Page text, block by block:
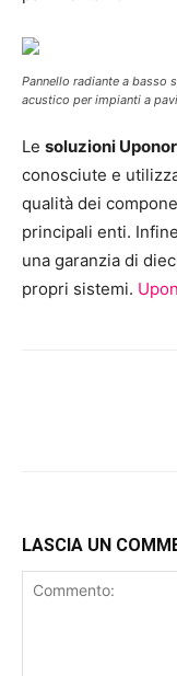
Pannello radiante a basso
acustico per impianti a
Le soluzioni Uponor
conosciute e
qualità dei
principali enti.
una garanzia di
propri sistemi.
LASCIA UN